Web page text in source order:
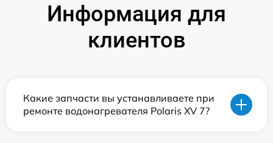
Информация для
клиентов
Какие запчасти вы устанавливаете при
ремонте водонагревателя Polaris XV 7?